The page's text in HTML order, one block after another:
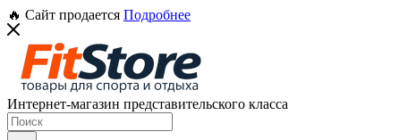
🔥 Сайт продается Подробнее
Интернет-магазин представительского класса